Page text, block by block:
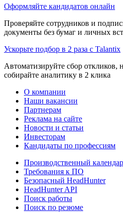
Оформляйте кандидатов онлайн
Проверяйте сотрудников и
документы без бумаг и личных
Ускорьте подбор в 2 раза с Talantix
Автоматизируйте сбор откликов,
собирайте аналитику в 2 клика
О компании
Наши вакансии
Партнерам
Реклама на сайте
Новости и статьи
Инвесторам
Кандидаты по профессиям
Производственный
Требования к ПО
Безопасный HeadHunter
HeadHunter API
Поиск работы
Поиск по резюме